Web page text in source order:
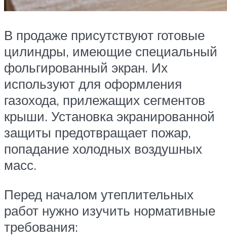
В продаже присутствуют готовые
цилиндры, имеющие специальный
фольгированный экран. Их
используют для оформления
газохода, прилежащих сегментов
крыши. Установка экранированной
защиты предотвращает пожар,
попадание холодных воздушных
масс.
Перед началом утеплительных
работ нужно изучить нормативные
требования: